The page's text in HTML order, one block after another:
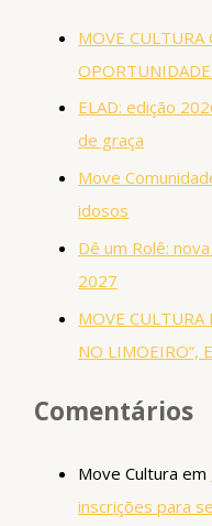
MOVE CULTURA
ELAD: edição
de graça
Move
idosos
Dê um Rolê:
2027
MOVE CULTURA
NO LIMOEIRO”,
Comentários
Move Cultura em
inscrições para